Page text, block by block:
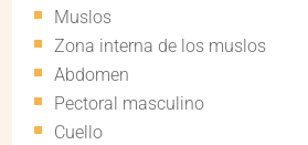
Muslos
Zona interna de los muslos
Abdomen
Pectoral masculino
Cuello